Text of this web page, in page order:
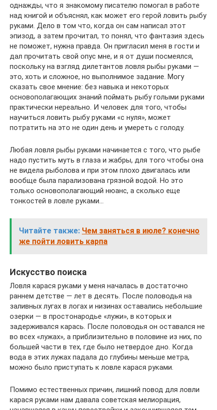
однажды, что я знакомому писателю помогал в работе
над книгой и объяснял, как может его герой ловить рыбу
руками. Дело в том что, когда он сам написал этот
эпизод, а затем прочитал, то понял, что фантазия здесь
не поможет, нужна правда. Он пригласил меня в гости и
дал прочитать свой опус мне, и я от души посмеялся,
поскольку на взгляд дилетантов ловля рыбы руками —
это, хоть и сложное, но выполнимое задание. Могу
сказать свое мнение: без навыка и некоторых
основополагающих знаний поймать рыбу голыми руками
практически нереально. И человек для того, чтобы
научиться ловить рыбу руками «с нуля», может
потратить на это не один день и умереть с голоду.
Любая ловля рыбы руками начинается с того, что рыбе
надо пустить муть в глаза и жабры, для того чтобы она
не видела рыболова и при этом плохо двигалась или
вообще была парализована грязной водой. Но это
только основополагающий нюанс, а сколько еще
тонкостей в ловле руками…
Читайте также: Чем заняться в июле? конечно
же пойти ловить карпа
Искусство поиска
Ловля карася руками у меня началась в достаточно
раннем детстве — лет в десять. После половодья на
заливных лугах в логах и низинах оставались небольшие
озерки — в простонародье «лужи», в которых и
задерживался карась. После половодья он оставался не
во всех «лужах», а приблизительно в половине из них, по
большей части в тех, где было нетвердое дно. Когда
вода в этих лужах падала до глубины меньше метра,
можно было приступать к ловле карася руками.
Помимо естественных причин, лишний повод для ловли
карася руками нам давала советская мелиорация,